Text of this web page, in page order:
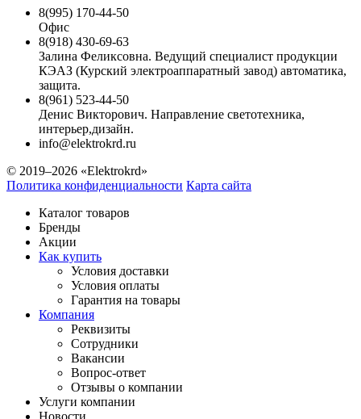
8(995) 170-44-50
Офис
8(918) 430-69-63
Залина Феликсовна. Ведущий специалист продукции
КЭАЗ (Курский электроаппаратный завод) автоматика,
защита.
8(961) 523-44-50
Денис Викторович. Направление светотехника,
интерьер,дизайн.
info@elektrokrd.ru
© 2019–2026 «Elektrokrd»
Политика конфиденциальности Карта сайта
Каталог товаров
Бренды
Акции
Как купить
Условия доставки
Условия оплаты
Гарантия на товары
Компания
Реквизиты
Сотрудники
Вакансии
Вопрос-ответ
Отзывы о компании
Услуги компании